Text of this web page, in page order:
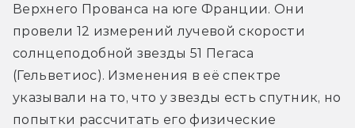
Верхнего Прованса на юге Франции. Они
провели 12 измерений лучевой скорости
солнцеподобной звезды 51 Пегаса
(Гельветиос). Изменения в её спектре
указывали на то, что у звезды есть спутник, но
попытки рассчитать его физические